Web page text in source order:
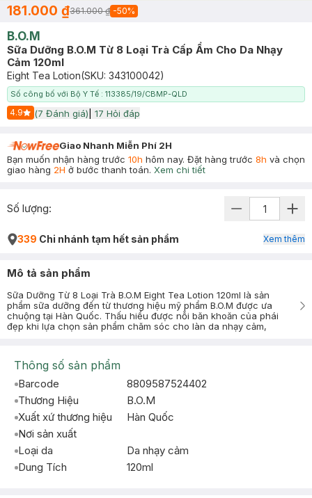
181.000 ₫361.000 ₫ -50%
B.O.M
Sữa Dưỡng B.O.M Từ 8 Loại Trà Cấp Ẩm Cho Da Nhạy
Cảm 120ml
Eight Tea Lotion(SKU: 343100042)
Số công bố với Bộ Y Tế : 113385/19/CBMP-QLD
4.9
Start Icon
(7 Đánh giá) 17 Hỏi đáp
Giao Nhanh Miễn Phí 2H
Bạn muốn nhận hàng trước 10h hôm nay. Đặt hàng trước 8h và chọn
giao hàng 2H ở bước thanh toán. Xem chi tiết
Số lượng:
339 Chi nhánh tạm hết sản phẩm Xem thêm
Mô tả sản phẩm
Sữa Dưỡng Từ 8 Loại Trà B.O.M Eight Tea Lotion 120ml là sản
phẩm sữa dưỡng đến từ thương hiệu mỹ phẩm B.O.M được ưa
chuộng tại Hàn Quốc. Thấu hiểu được nỗi băn khoăn của phái
đẹp khi lựa chọn sản phẩm chăm sóc cho làn da nhạy cảm,
Thông số sản phẩm
Barcode
8809587524402
Thương Hiệu
B.O.M
Xuất xứ thương hiệu
Hàn Quốc
Nơi sản xuất
Loại da
Da nhạy cảm
Dung Tích
120ml